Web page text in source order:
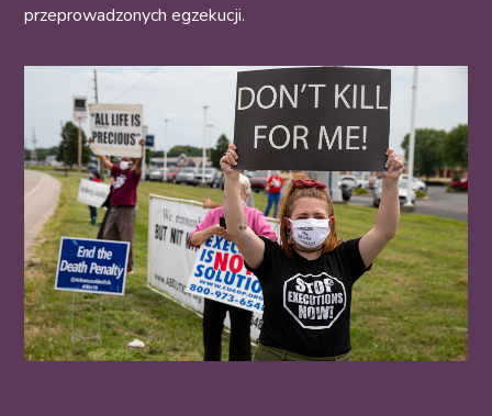
przeprowadzonych egzekucji.